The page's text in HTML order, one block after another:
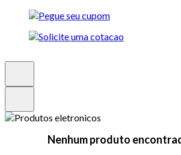
Nenhum produto